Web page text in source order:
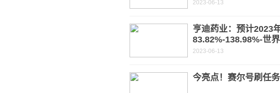
2023-06-13
亨迪药业：预计2023
83.82%-138.98%-世
2023-06-13
今亮点！赛尔号刷任